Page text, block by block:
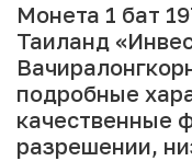
Монета 1 бат
Таиланд
подробные
качественные
разрешении,
Интернет магазин
бат 1972 года (BE